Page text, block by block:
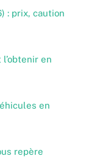
: prix, caution
en
en
repère